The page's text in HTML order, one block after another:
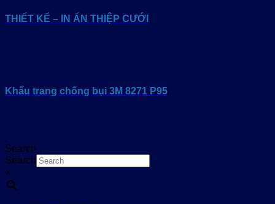
THIẾT KẾ – IN ẤN THIỆP CƯỚI
Khẩu trang chống bụi 3M 8271 P95
Search…
Search
×